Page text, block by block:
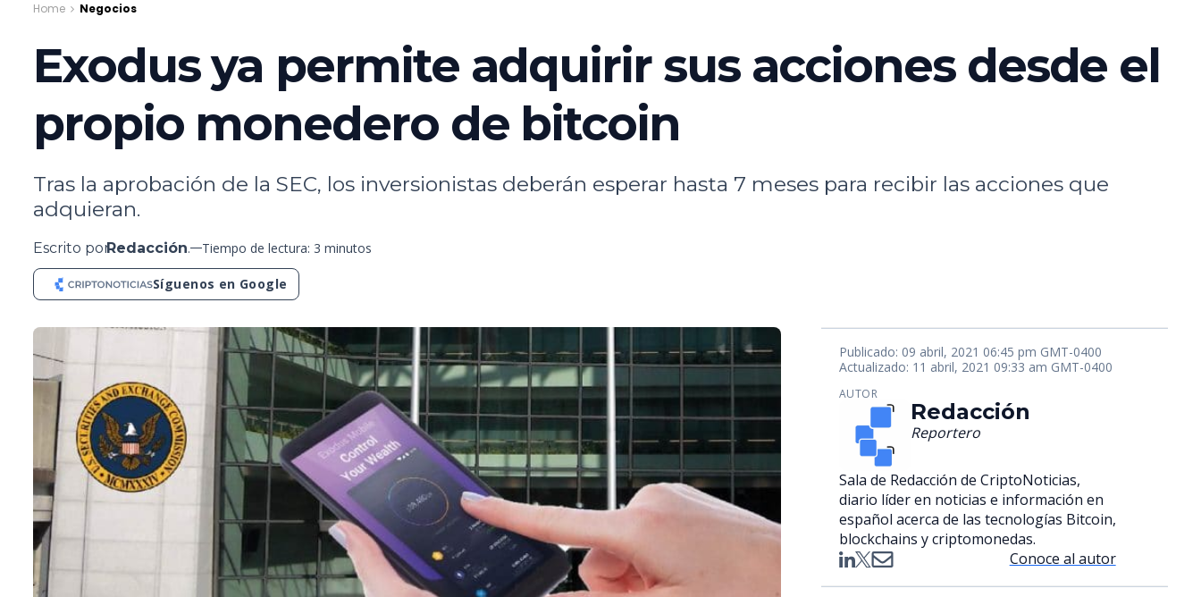
Home Negocios
Exodus ya permite adquirir sus acciones desde el
propio monedero de bitcoin
Tras la aprobación de la SEC, los inversionistas deberán esperar hasta 7 meses para recibir las acciones que
adquieran.
Escrito porRedacción. Tiempo de lectura: 3 minutos
Síguenos en Google
Publicado: 09 abril, 2021 06:45 pm GMT-0400
Actualizado: 11 abril, 2021 09:33 am GMT-0400
AUTOR
Redacción
Reportero
Sala de Redacción de CriptoNoticias,
diario líder en noticias e información en
español acerca de las tecnologías Bitcoin,
blockchains y criptomonedas.
Conoce al autor